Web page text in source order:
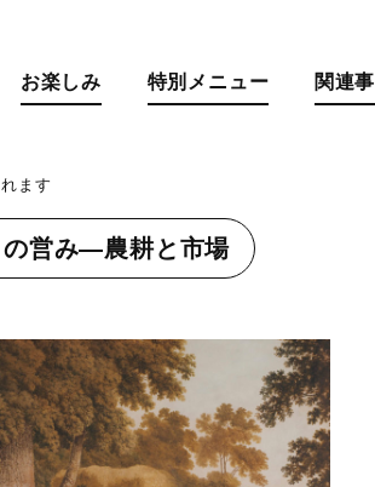
お楽しみ 特別メニュー 関連
ます
営み―農耕と市場